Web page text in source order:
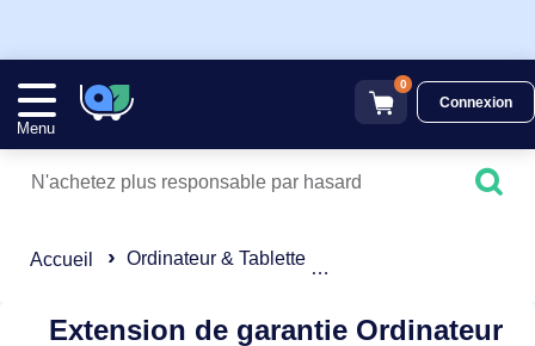
Menu
0
Connexion
Accueil Ordinateur & Tablette
Extension de garantie Ordinateur